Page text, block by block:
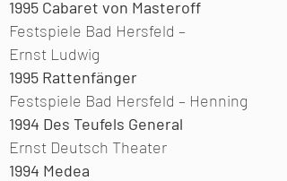
1995 Cabaret von Masteroff
Festspiele Bad Hersfeld –
Ernst Ludwig
1995 Rattenfänger
Festspiele Bad Hersfeld – Henning
1994 Des Teufels General
Ernst Deutsch Theater
1994 Medea